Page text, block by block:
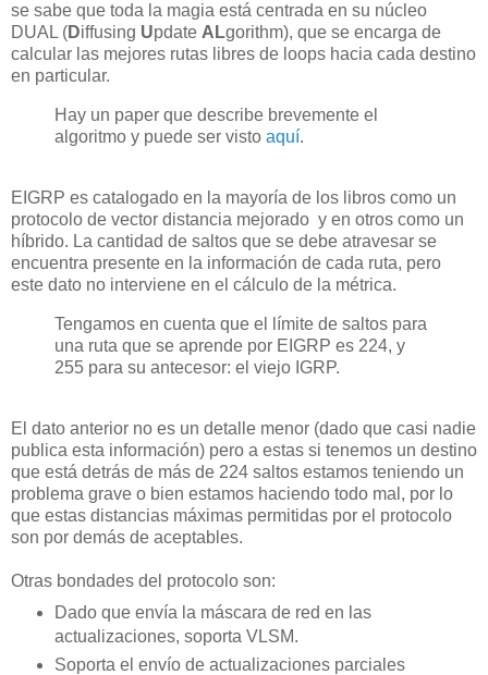
se sabe que toda la magia está centrada en su núcleo
DUAL (Diffusing Update ALgorithm), que se encarga de
calcular las mejores rutas libres de loops hacia cada destino
en particular.
Hay un paper que describe brevemente el
algoritmo y puede ser visto aquí.
EIGRP es catalogado en la mayoría de los libros como un
protocolo de vector distancia mejorado y en otros como un
híbrido. La cantidad de saltos que se debe atravesar se
encuentra presente en la información de cada ruta, pero
este dato no interviene en el cálculo de la métrica.
Tengamos en cuenta que el límite de saltos para
una ruta que se aprende por EIGRP es 224, y
255 para su antecesor: el viejo IGRP.
El dato anterior no es un detalle menor (dado que casi nadie
publica esta información) pero a estas si tenemos un destino
que está detrás de más de 224 saltos estamos teniendo un
problema grave o bien estamos haciendo todo mal, por lo
que estas distancias máximas permitidas por el protocolo
son por demás de aceptables.
Otras bondades del protocolo son:
Dado que envía la máscara de red en las
actualizaciones, soporta VLSM.
Soporta el envío de actualizaciones parciales